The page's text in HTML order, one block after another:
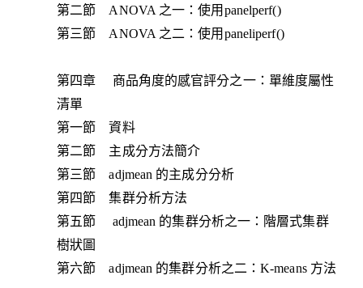
第二節 ANOVA 之一：使用panelperf()
第三節 ANOVA 之二：使用paneliperf()
第四章 商品角度的感官評分之一：單維度屬性
清單
第一節 資料
第二節 主成分方法簡介
第三節 adjmean 的主成分分析
第四節 集群分析方法
第五節 adjmean 的集群分析之一：階層式集群
樹狀圖
第六節 adjmean 的集群分析之二：K-means 方法